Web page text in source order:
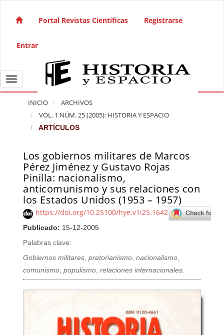
Navegación principal
Barra lateral
Portal Revistas Científicas Registrarse
Entrar
Toggle navigation
INICIO
ARCHIVOS
VOL. 1 NÚM. 25 (2005): HISTORIA Y ESPACIO
ARTÍCULOS
Los gobiernos militares de Marcos
Pérez Jiménez y Gustavo Rojas
Pinilla: nacionalismo,
anticomunismo y sus relaciones con
los Estados Unidos (1953 – 1957)
https://doi.org/10.25100/hye.v1i25.1642
Publicado: 15-12-2005
Palabras clave:
Gobiernos militares,pretorianismo,nacionalismo,
comunismo,populismo,relaciones internacionales.
Barra lateral del artículo